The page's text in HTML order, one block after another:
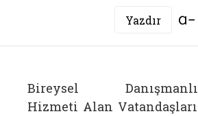
Yazdır
Bireysel
Hizmeti Alan